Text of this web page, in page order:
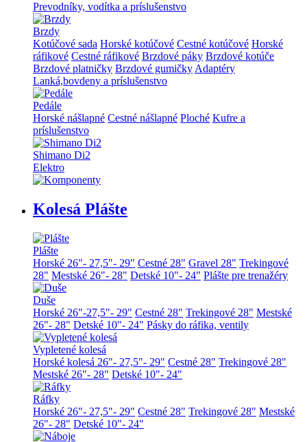
Prevodníky, vodítka a príslušenstvo
Brzdy
Kotúčové sada Horské kotúčové Cestné kotúčové Horské
ráfikové Cestné ráfikové Brzdové páky Brzdové kotúče
Brzdové platničky Brzdové gumičkyAdaptéry
Lanká,bovdeny a príslušenstvo
Pedále
Horské nášlapné Cestné nášlapné Ploché Kufre a
príslušenstvo
Shimano Di2
Elektro
Kolesá Plášte
Plášte
Horské 26"- 27,5"- 29" Cestné 28" Gravel 28" Trekingové
28" Mestské 26"- 28" Detské 10"- 24" Plášte pre trenažéry
Duše
Horské 26"-27,5"- 29" Cestné 28" Trekingové 28" Mestské
26"- 28" Detské 10"- 24" Pásky do ráfika, ventily
Vypletené kolesá
Horské kolesá 26"- 27,5"- 29" Cestné 28" Trekingové 28"
Mestské 26"- 28" Detské 10"- 24"
Ráfky
Horské 26"- 27,5"- 29" Cestné 28" Trekingové 28" Mestské
26"- 28" Detské 10"- 24"